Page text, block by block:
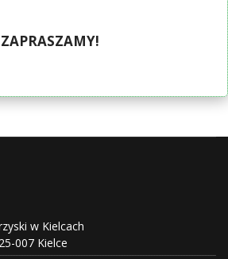
ZAPRASZAMY!
w Kielcach
007 Kielce